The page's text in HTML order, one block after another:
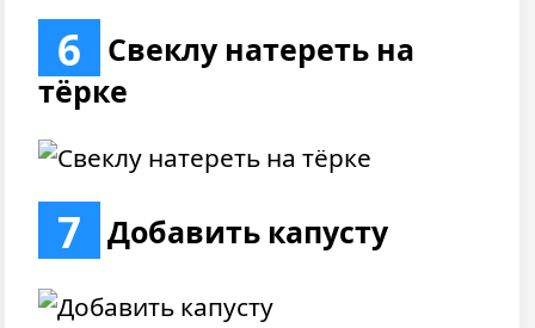
6
Свеклу натереть на
тёрке
7 Добавить капусту